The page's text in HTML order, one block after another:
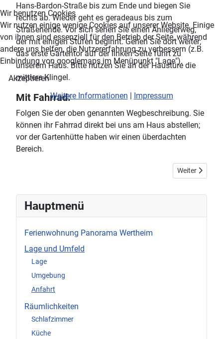
Hans-Bardon-Straße bis zum Ende und biegen Sie
rechts ab. Wieder geht es geradeaus bis zum
Straßenende. Vor sich sehen Sie einen Anliegerweg,
der mit einigen Stufen beginnt. Gehen Sie dort weiter;
das erste Gartentor auf der linken Seite führt zu
unserem Haus. Bitte nutzen Sie an der Haustüre die
mittlere Klingel.
Mit Fahrrad:
Folgen Sie der oben genannten Wegbeschreibung. Sie
können ihr Fahrrad direkt bei uns am Haus abstellen;
vor der Gartenhütte haben wir einen überdachten
Bereich.
Nächster
Weiter
Hauptmenü
Ferienwohnung Panorama Wertheim
Lage und Umfeld
Lage
Umgebung
Anfahrt
Räumlichkeiten
Schlafzimmer
Küche
Wir benutzen Cookies
Wir nutzen einige wenige Cookies auf unserer Website. Einige
von ihnen sind essenziell für den Betrieb der Seite, während
andere uns helfen, die Nutzererfahrung zu verbessern (z.B.
Einbindung von googlemaps im Menüpunkt "Lage").
Akzeptieren
Weitere Informationen | Impressum